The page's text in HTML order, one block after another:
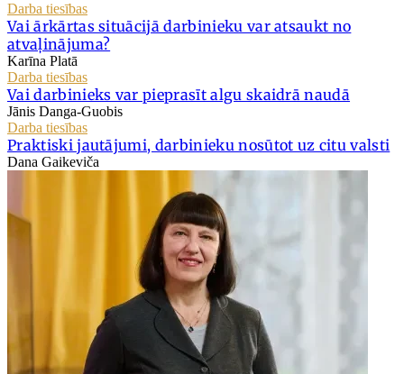
Darba tiesības
Vai ārkārtas situācijā darbinieku var atsaukt no
atvaļinājuma?
Karīna Platā
Darba tiesības
Vai darbinieks var pieprasīt algu skaidrā naudā
Jānis Danga-Guobis
Darba tiesības
Praktiski jautājumi, darbinieku nosūtot uz citu valsti
Dana Gaikeviča